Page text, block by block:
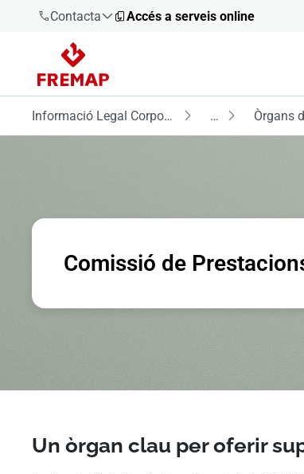
Contacta
900 61 00
61
+34 91
Accés a serveis online
Informació Legal Corporativa … Òrgans
Comissió de
Un òrgan clau per oferir